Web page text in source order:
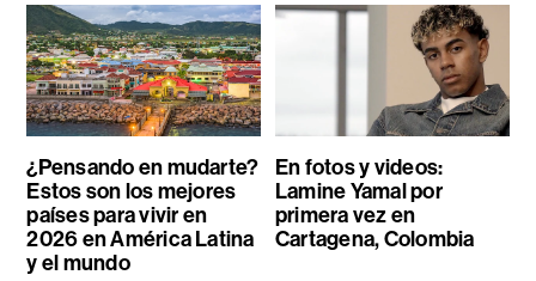
¿Pensando en mudarte?
Estos son los mejores
países para vivir en
2026 en América Latina
y el mundo
En fotos y videos:
Lamine Yamal por
primera vez en
Cartagena, Colombia